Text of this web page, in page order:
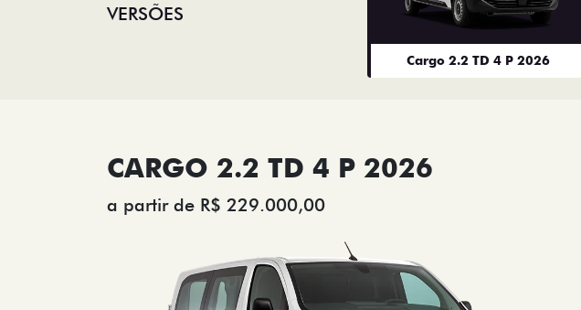
VERSÕES
Cargo 2.2 TD 4 P 2026
CARGO 2.2 TD 4 P 2026
a partir de R$ 229.000,00